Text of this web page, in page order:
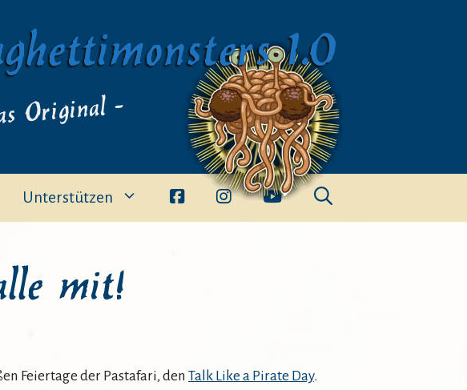
1.0
Original -
Unterstützen
mit!
Feiertage der Pastafari, den Talk Like a Pirate Day.